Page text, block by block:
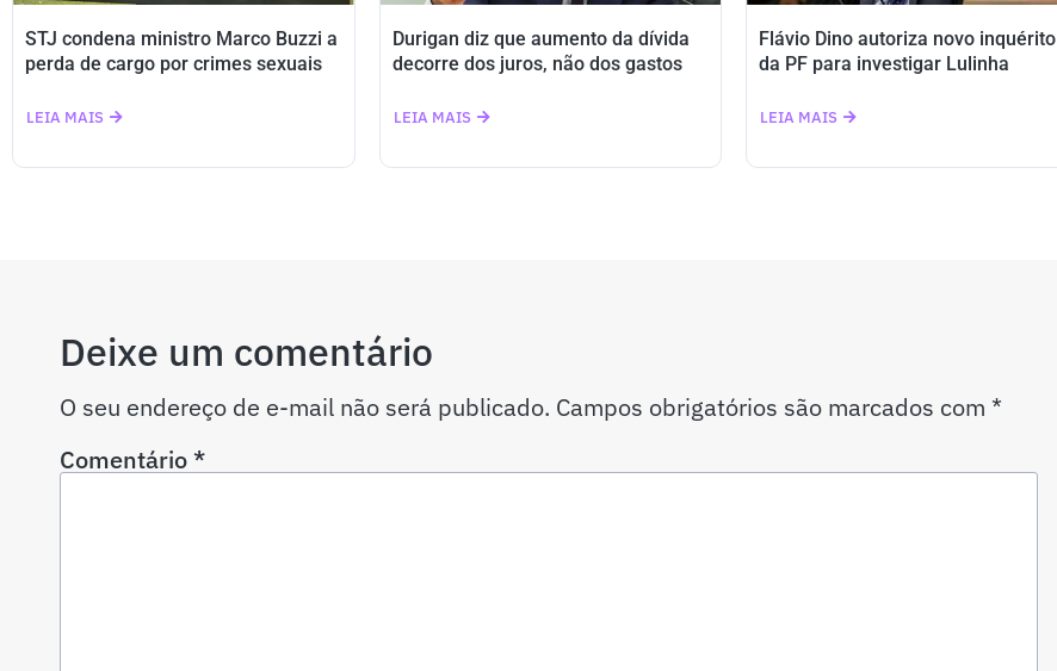
STJ condena ministro Marco Buzzi a
perda de cargo por crimes sexuais
LEIA MAIS
Durigan diz que aumento da dívida
decorre dos juros, não dos gastos
LEIA MAIS
Flávio Dino autoriza novo inquérito
da PF para investigar Lulinha
LEIA MAIS
Deixe um comentário
O seu endereço de e-mail não será publicado. Campos obrigatórios são marcados com *
Comentário*